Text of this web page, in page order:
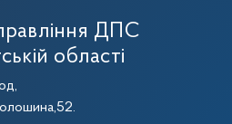
ДПС
області